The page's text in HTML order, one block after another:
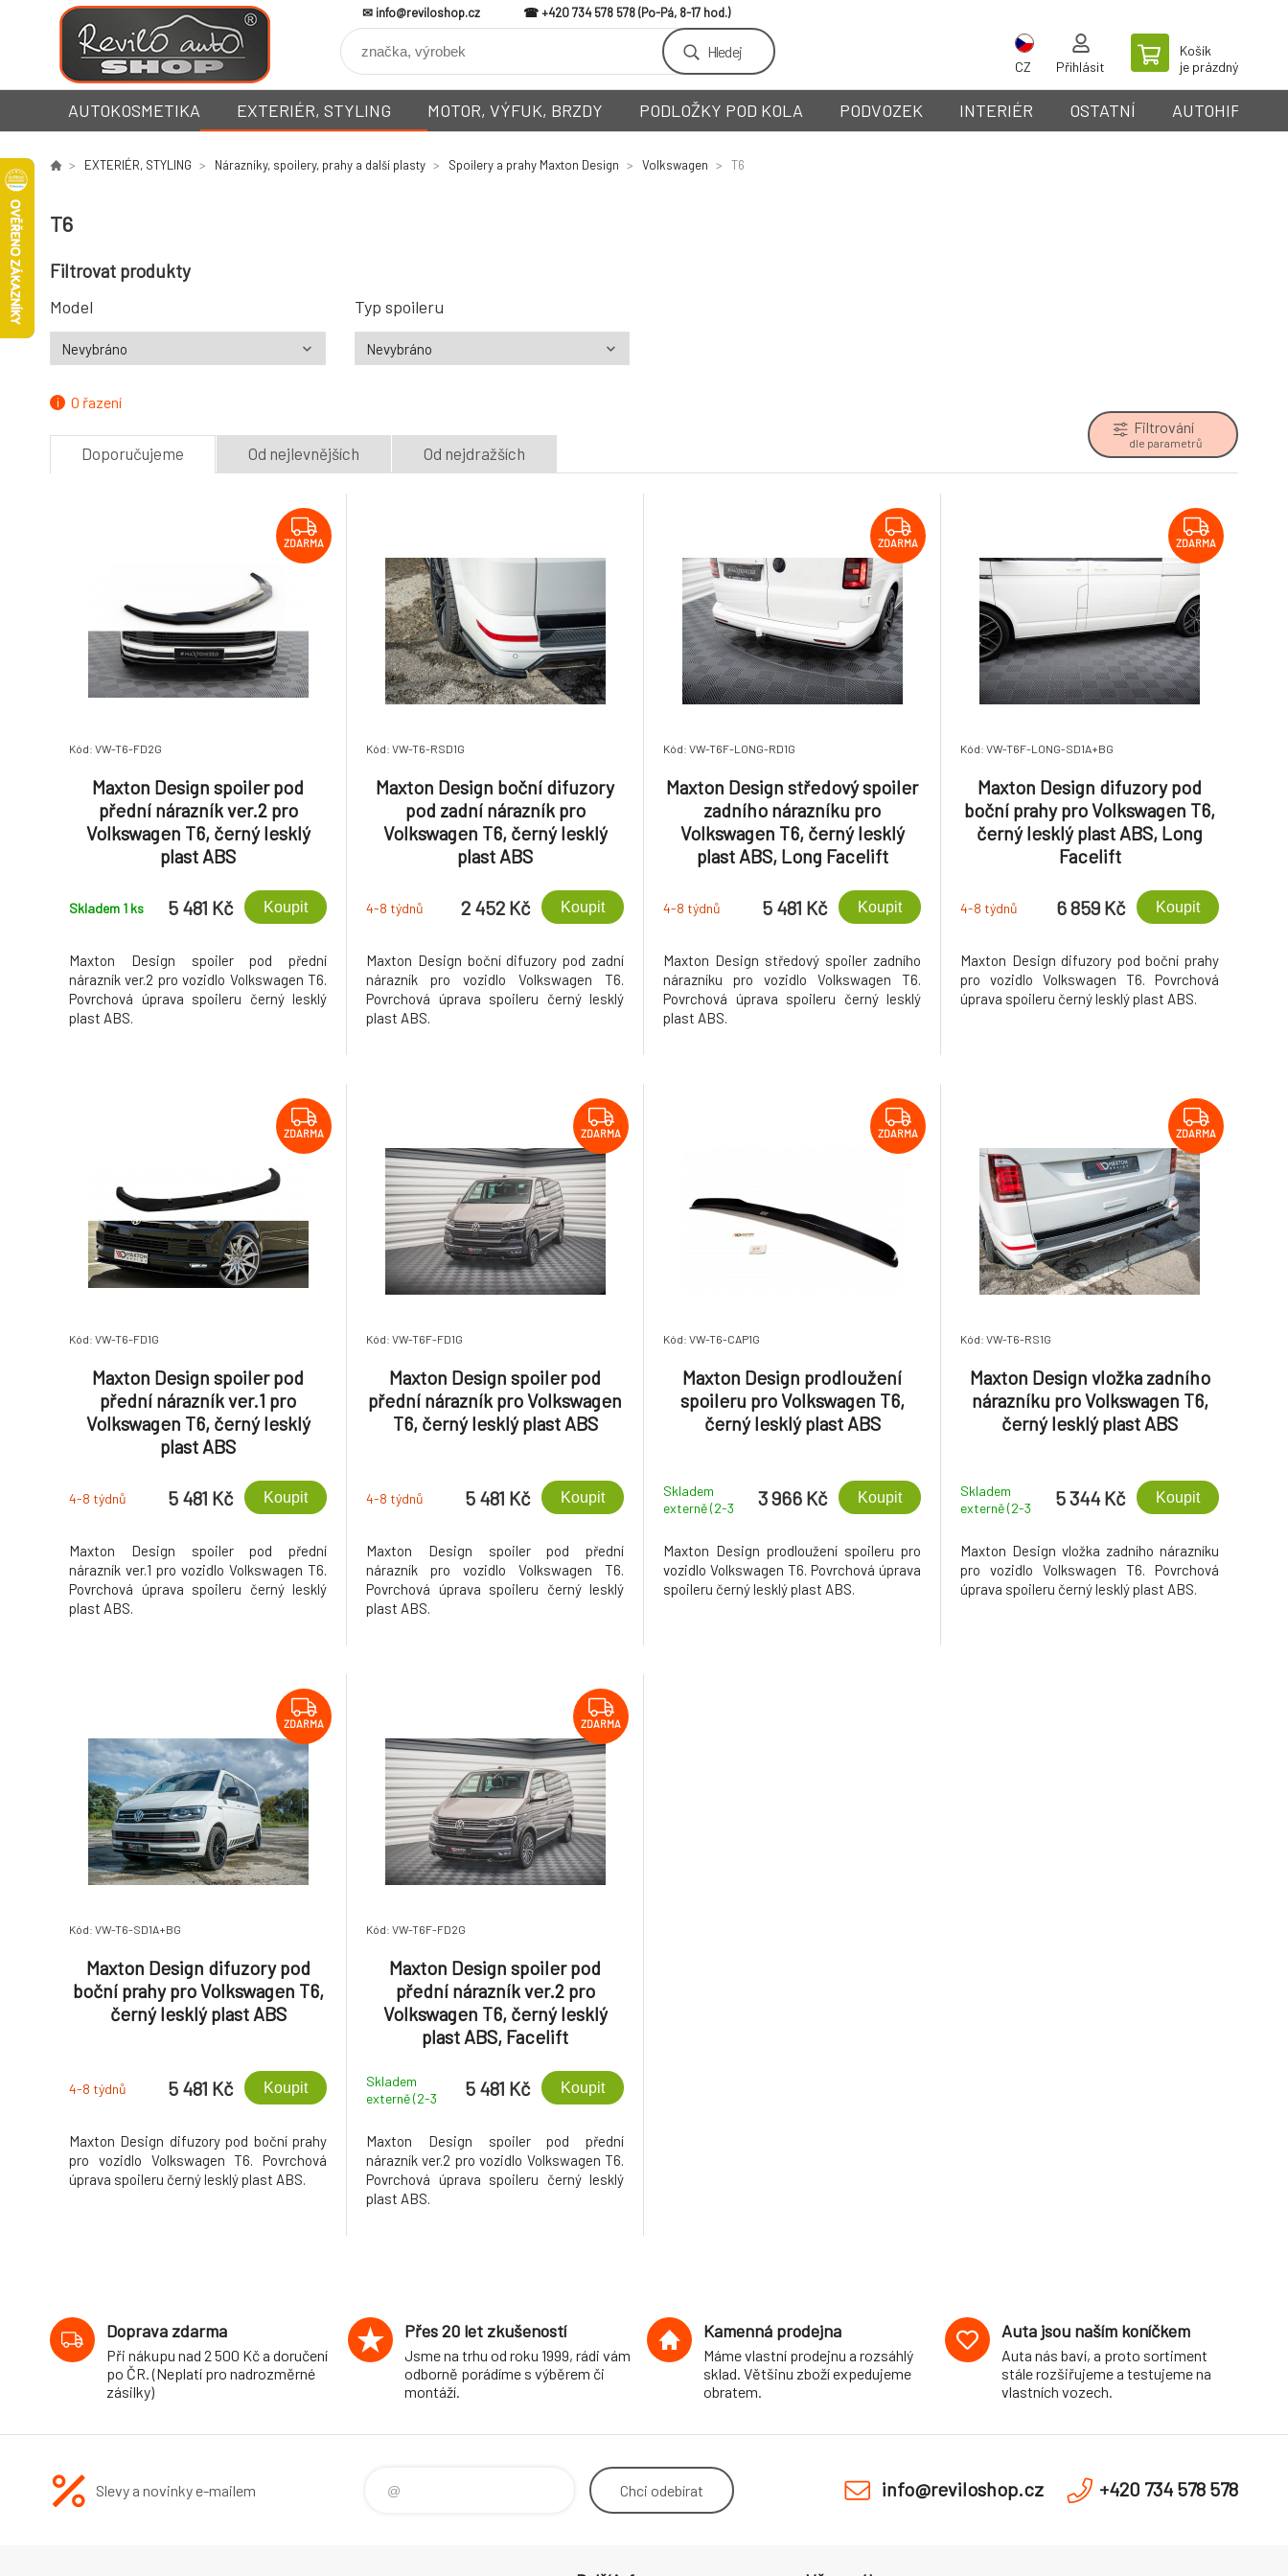
info@reviloshop.cz +420 734 578 578
Hledej
CZ Přihlásit
Košík
je prázdný
AUTOKOSMETIKA EXTERIÉR, STYLING MOTOR, VÝFUK, BRZDY PODLOŽKY POD KOLA PODVOZEK INTERIÉR OSTATNÍ AUTOHIFI
EXTERIÉR, STYLING Nárazníky, spoilery, prahy a další plasty Spoilery a prahy Maxton Design Volkswagen T6
T6
Filtrovat produkty
Model Typ spoileru
O řazení
Doporučujeme Od nejlevnějších Od nejdražších
Filtrování
dle parametrů
ZDARMA
Kód: VW-T6-FD2G
Maxton Design spoiler pod
přední nárazník ver.2 pro
Volkswagen T6, černý lesklý
plast ABS
Skladem 1 ks 5 481 Kč Koupit
Maxton Design spoiler pod přední
nárazník ver.2 pro vozidlo Volkswagen T6.
Povrchová úprava spoileru černý lesklý
plast ABS.
Kód: VW-T6-RSD1G
Maxton Design boční difuzory
pod zadní nárazník pro
Volkswagen T6, černý lesklý
plast ABS
4-8 týdnů 2 452 Kč Koupit
Maxton Design boční difuzory pod zadní
nárazník pro vozidlo Volkswagen T6.
Povrchová úprava spoileru černý lesklý
plast ABS.
ZDARMA
Kód: VW-T6F-LONG-RD1G
Maxton Design středový spoiler
zadního nárazníku pro
Volkswagen T6, černý lesklý
plast ABS, Long Facelift
4-8 týdnů 5 481 Kč Koupit
Maxton Design středový spoiler zadního
nárazníku pro vozidlo Volkswagen T6.
Povrchová úprava spoileru černý lesklý
plast ABS.
ZDARMA
Kód: VW-T6F-LONG-SD1A+BG
Maxton Design difuzory pod
boční prahy pro Volkswagen T6,
černý lesklý plast ABS, Long
Facelift
4-8 týdnů 6 859 Kč Koupit
Maxton Design difuzory pod boční prahy
pro vozidlo Volkswagen T6. Povrchová
úprava spoileru černý lesklý plast ABS.
ZDARMA
Kód: VW-T6-FD1G
Maxton Design spoiler pod
přední nárazník ver.1 pro
Volkswagen T6, černý lesklý
plast ABS
4-8 týdnů 5 481 Kč Koupit
Maxton Design spoiler pod přední
nárazník ver.1 pro vozidlo Volkswagen T6.
Povrchová úprava spoileru černý lesklý
plast ABS.
ZDARMA
Kód: VW-T6F-FD1G
Maxton Design spoiler pod
přední nárazník pro Volkswagen
T6, černý lesklý plast ABS
4-8 týdnů 5 481 Kč Koupit
Maxton Design spoiler pod přední
nárazník pro vozidlo Volkswagen T6.
Povrchová úprava spoileru černý lesklý
plast ABS.
ZDARMA
Kód: VW-T6-CAP1G
Maxton Design prodloužení
spoileru pro Volkswagen T6,
černý lesklý plast ABS
Skladem
externě (2-3
3 966 Kč Koupit
Maxton Design prodloužení spoileru pro
vozidlo Volkswagen T6. Povrchová úprava
spoileru černý lesklý plast ABS.
ZDARMA
Kód: VW-T6-RS1G
Maxton Design vložka zadního
nárazníku pro Volkswagen T6,
černý lesklý plast ABS
Skladem
externě (2-3
5 344 Kč Koupit
Maxton Design vložka zadního nárazníku
pro vozidlo Volkswagen T6. Povrchová
úprava spoileru černý lesklý plast ABS.
ZDARMA
Kód: VW-T6-SD1A+BG
Maxton Design difuzory pod
boční prahy pro Volkswagen T6,
černý lesklý plast ABS
4-8 týdnů 5 481 Kč Koupit
Maxton Design difuzory pod boční prahy
pro vozidlo Volkswagen T6. Povrchová
úprava spoileru černý lesklý plast ABS.
ZDARMA
Kód: VW-T6F-FD2G
Maxton Design spoiler pod
přední nárazník ver.2 pro
Volkswagen T6, černý lesklý
plast ABS, Facelift
Skladem
externě (2-3
5 481 Kč Koupit
Maxton Design spoiler pod přední
nárazník ver.2 pro vozidlo Volkswagen T6.
Povrchová úprava spoileru černý lesklý
plast ABS.
Doprava zdarma
Při nákupu nad 2 500 Kč a doručení
po ČR. (Neplatí pro nadrozměrné
zásilky)
Přes 20 let zkušeností
Jsme na trhu od roku 1999, rádi vám
odborně porádíme s výběrem či
montáží.
Kamenná prodejna
Máme vlastní prodejnu a rozsáhlý
sklad. Většinu zboží expedujeme
obratem.
Auta jsou naším koníčkem
Auta nás baví, a proto sortiment
stále rozšiřujeme a testujeme na
vlastních vozech.
Slevy a novinky e-mailem Chci odebírat info@reviloshop.cz +420 734 578 578